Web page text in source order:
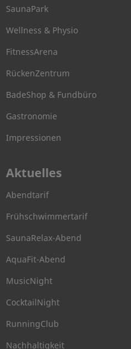
SaunaPark
Wellness & Physio
FitnessArena
RückenZentrum
BadeShop & Fundbüro
Gastronomie
Impressionen
Aktuelles
Abendtarif
Frühschwimmertarif
SaunaRelax-Abend
AquaFit-Abend
MusicNight
CocktailNight
RunningClub
Nachhaltigkeit